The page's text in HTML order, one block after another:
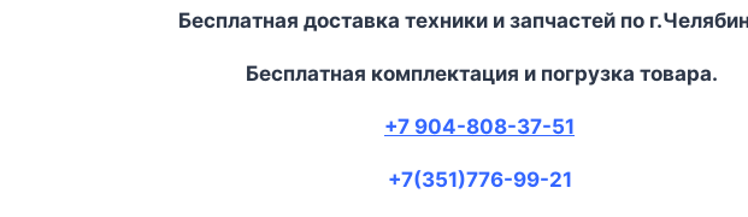
Бесплатная доставка техники и запчастей по
Бесплатная комплектация и погрузка товара.
+7 904-808-37-51
+7(351)776-99-21